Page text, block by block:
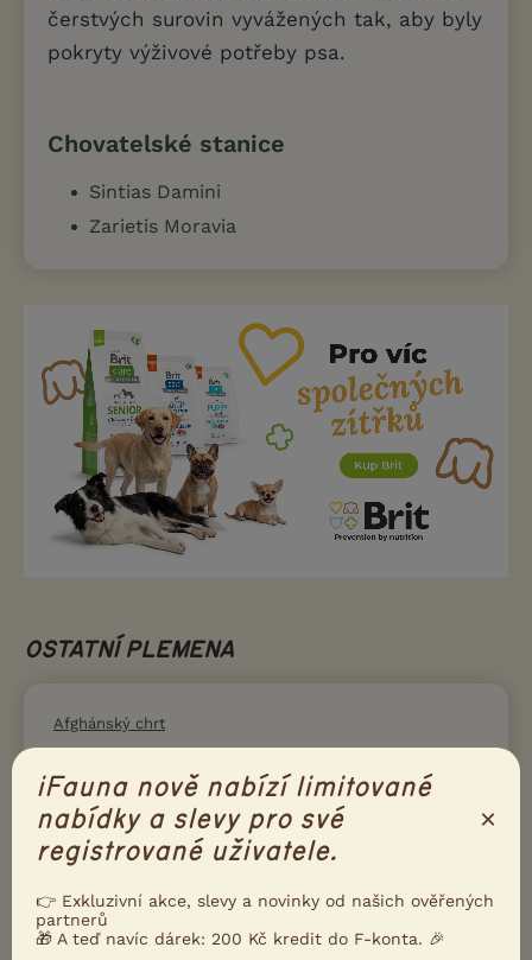
čerstvých surovin vyvážených tak, aby byly
pokryty výživové potřeby psa.
Chovatelské stanice
Sintias Damini
Zarietis Moravia
OSTATNÍ PLEMENA
Afghánský chrt
Aljašský malamut
Alpský jezevčíkovitý brakýř
American Bully
Americký bezsrstý teriér
iFauna nově nabízí limitované
nabídky a slevy pro své
registrované uživatele.
×
👉 Exkluzivní akce, slevy a novinky od našich ověřených
partnerů
🎁 A teď navíc dárek: 200 Kč kredit do F-konta. 🎉